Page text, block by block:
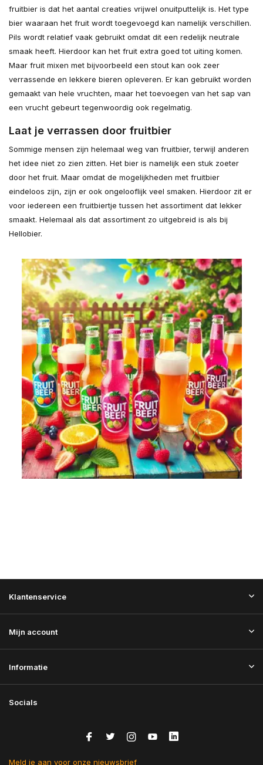
fruitbier is dat het aantal creaties vrijwel onuitputtelijk is. Het type
bier waaraan het fruit wordt toegevoegd kan namelijk verschillen.
Pils wordt relatief vaak gebruikt omdat dit een redelijk neutrale
smaak heeft. Hierdoor kan het fruit extra goed tot uiting komen.
Maar fruit mixen met bijvoorbeeld een stout kan ook zeer
verrassende en lekkere bieren opleveren. Er kan gebruikt worden
gemaakt van hele vruchten, maar het toevoegen van het sap van
een vrucht gebeurt tegenwoordig ook regelmatig.
Laat je verrassen door fruitbier
Sommige mensen zijn helemaal weg van fruitbier, terwijl anderen
het idee niet zo zien zitten. Het bier is namelijk een stuk zoeter
door het fruit. Maar omdat de mogelijkheden met fruitbier
eindeloos zijn, zijn er ook ongelooflijk veel smaken. Hierdoor zit er
voor iedereen een fruitbiertje tussen het assortiment dat lekker
smaakt. Helemaal als dat assortiment zo uitgebreid is als bij
Hellobier.
Klantenservice
Mijn account
Informatie
Socials
Meld je aan voor onze nieuwsbrief